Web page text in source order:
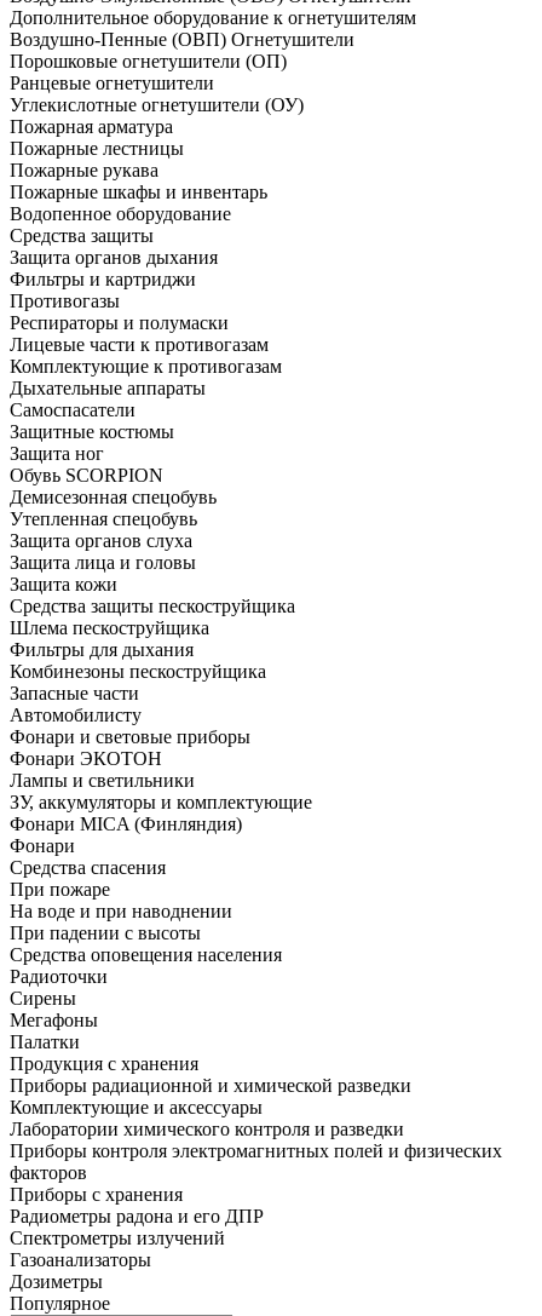
Дополнительное оборудование к огнетушителям
Воздушно-Пенные (ОВП) Огнетушители
Порошковые огнетушители (ОП)
Ранцевые огнетушители
Углекислотные огнетушители (ОУ)
Пожарная арматура
Пожарные лестницы
Пожарные рукава
Пожарные шкафы и инвентарь
Водопенное оборудование
Средства защиты
Защита органов дыхания
Фильтры и картриджи
Противогазы
Респираторы и полумаски
Лицевые части к противогазам
Комплектующие к противогазам
Дыхательные аппараты
Самоспасатели
Защитные костюмы
Защита ног
Обувь SCORPION
Демисезонная спецобувь
Утепленная спецобувь
Защита органов слуха
Защита лица и головы
Защита кожи
Средства защиты пескоструйщика
Шлема пескоструйщика
Фильтры для дыхания
Комбинезоны пескоструйщика
Запасные части
Автомобилисту
Фонари и световые приборы
Фонари ЭКОТОН
Лампы и светильники
ЗУ, аккумуляторы и комплектующие
Фонари MICA (Финляндия)
Фонари
Средства спасения
При пожаре
На воде и при наводнении
При падении с высоты
Средства оповещения населения
Радиоточки
Сирены
Мегафоны
Палатки
Продукция с хранения
Приборы радиационной и химической разведки
Комплектующие и аксессуары
Лаборатории химического контроля и разведки
Приборы контроля электромагнитных полей и физических
факторов
Приборы с хранения
Радиометры радона и его ДПР
Спектрометры излучений
Газоанализаторы
Дозиметры
Популярное